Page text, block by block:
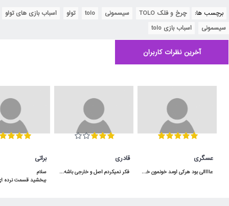
برچسب ها: چرخ و فلک TOLO سیسمونی tolo تولو اسباب بازی های تولو
سیسمونی
اسباب بازی tolo
آخرین نظرات کاربران
عسگری
عاااالی بود هرکی اومد خونمون خوشش اومده هرچند که رنگ قسمت قهوه ایش دقیقا مثل عکس نبود و تیره تر هست .
قادری
فکر نمیکردم اصل و خارجی باشه و اینقدر به موقع به دستم برسه برعکس بقیه ی پیجا که بد قولن
براتی